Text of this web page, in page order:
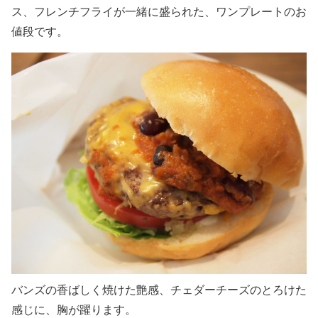
ス、フレンチフライが一緒に盛られた、ワンプレートのお
値段です。
バンズの香ばしく焼けた艶感、チェダーチーズのとろけた
感じに、胸が躍ります。